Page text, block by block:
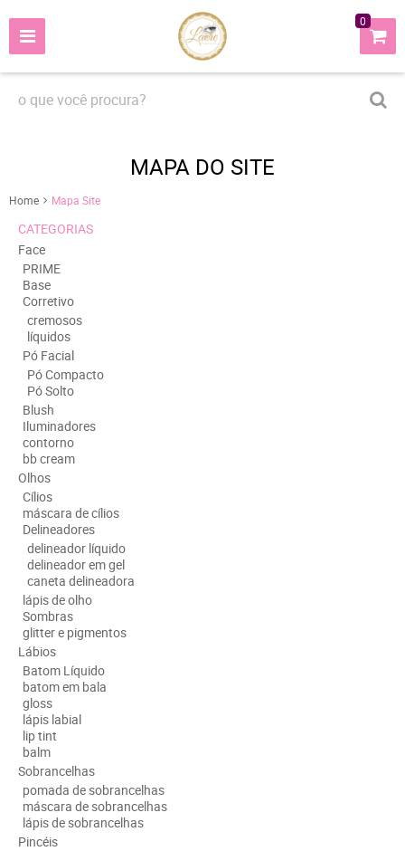
0
MAPA DO SITE
Home Mapa Site
CATEGORIAS
Face
PRIME
Base
Corretivo
cremosos
líquidos
Pó Facial
Pó Compacto
Pó Solto
Blush
Iluminadores
contorno
bb cream
Olhos
Cílios
máscara de cílios
Delineadores
delineador líquido
delineador em gel
caneta delineadora
lápis de olho
Sombras
glitter e pigmentos
Lábios
Batom Líquido
batom em bala
gloss
lápis labial
lip tint
balm
Sobrancelhas
pomada de sobrancelhas
máscara de sobrancelhas
lápis de sobrancelhas
Pincéis